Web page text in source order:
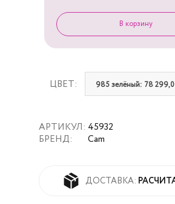
АРТИКУЛ:
БРЕНД:
45932
Cam
ДОСТАВКА:
ЦВЕТ: 985 зелёный: 78